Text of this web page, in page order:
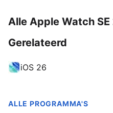
Gerelateerd
iOS 26
ALLE PROGRAMMA'S
Alle Apple Watch